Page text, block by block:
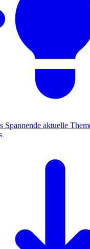
Spannende aktuelle